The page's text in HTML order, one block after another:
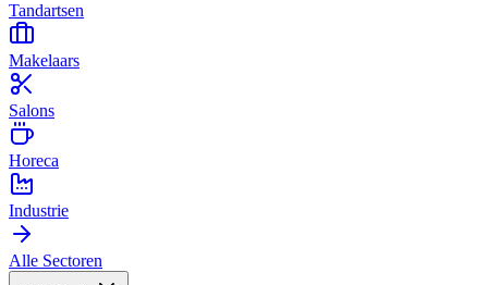
Tandartsen
Makelaars
Salons
Horeca
Industrie
Alle Sectoren